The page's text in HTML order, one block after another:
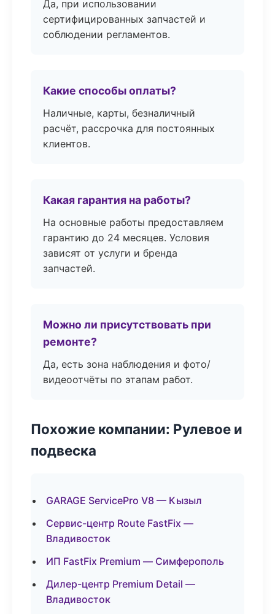
Да, при использовании
сертифицированных запчастей и
соблюдении регламентов.
Какие способы оплаты?
Наличные, карты, безналичный
расчёт, рассрочка для постоянных
клиентов.
Какая гарантия на работы?
На основные работы предоставляем
гарантию до 24 месяцев. Условия
зависят от услуги и бренда
запчастей.
Можно ли присутствовать при
ремонте?
Да, есть зона наблюдения и фото/
видеоотчёты по этапам работ.
Похожие компании: Рулевое и
подвеска
GARAGE ServicePro V8 — Кызыл
Сервис-центр Route FastFix —
Владивосток
ИП FastFix Premium — Симферополь
Дилер-центр Premium Detail —
Владивосток